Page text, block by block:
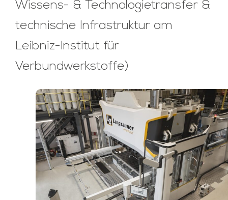
Wissens- & Technologietransfer &
technische Infrastruktur am
Leibniz-Institut für
Verbundwerkstoffe)